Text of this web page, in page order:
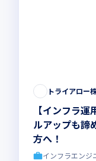
トライアロー
【インフラ
ルアップも諦
方へ！
インフラエンジ